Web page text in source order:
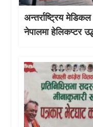
अन्तर्राष्ट्रिय
नेपालमा हेलिकप्टर